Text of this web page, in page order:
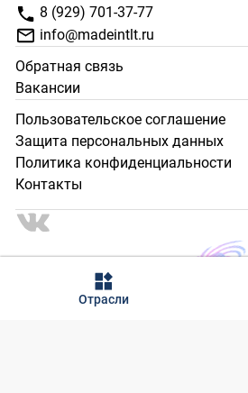
Отрасли
8 (929) 701-37-77
info@madeintlt.ru
Обратная связь
Вакансии
Пользовательское соглашение
Защита персональных данных
Политика конфиденциальности
Контакты
2024 - 2025 © Сделано в Тольятти.